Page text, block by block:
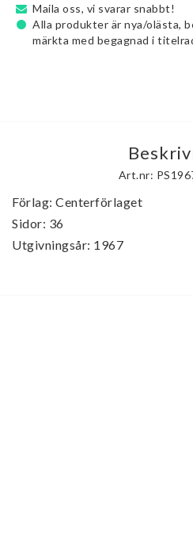
Maila oss, vi svarar snabbt!
Alla produkter är nya/olästa,
märkta med begagnad i
Art.nr:
Förlag: Centerförlaget
Sidor: 36
Utgivningsår: 1967